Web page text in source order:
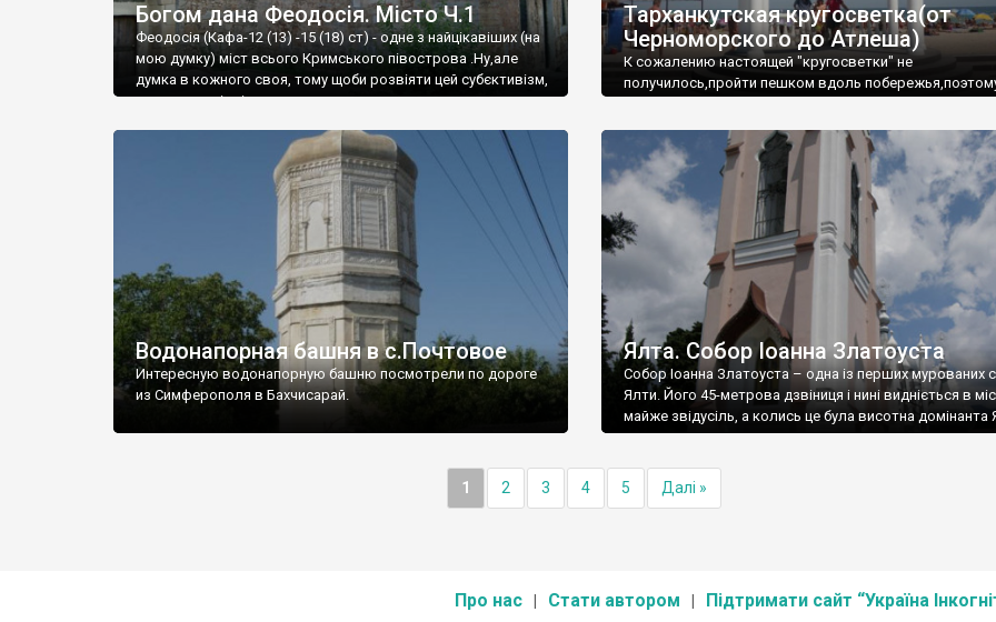
Богом дана Феодосія. Місто Ч.1
Феодосія (Кафа-12 (13) -15 (18) ст) - одне з найцікавіших (на
мою думку) міст всього Кримського півострова .Ну,але
думка в кожного своя, тому щоби розвіяти цей субєктивізм,
запрошую відвідати це
Тарханкутская кругосветка(от
Черноморского до Атлеша)
К сожалению настоящей "кругосветки" не
получилось,пройти пешком вдоль
Водонапорная башня в с.Почтовое
Интересную водонапорную башню посмотрели по дороге
из Симферополя в Бахчисарай.
Ялта. Собор Іоанна Златоуста
Собор Іоанна Златоуста – одна із перших мурованих
Ялти. Його 45-метрова дзвіниця і нині видніється в
майже звідусіль, а колись це була висотна домінанта
1 2 3 4 5 Далі »
Про нас Стати автором Підтримати сайт “Україна